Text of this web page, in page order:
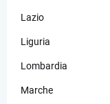
Lazio
Liguria
Lombardia
Marche